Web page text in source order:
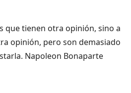
que tienen otra opinión, sino a
opinión, pero son demasiado
Napoleon Bonaparte